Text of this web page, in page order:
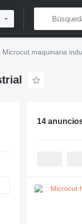
Microcut maquinaria
14